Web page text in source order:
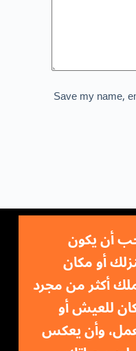
Save my name,
أن يكون
أو مكان
أكثر من مجرد
للعيش أو
وأن يعكس